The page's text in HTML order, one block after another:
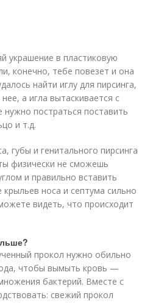
украшение в пластиковую
конечно, тебе повезет и она
найти иглу для пирсинга,
а игла вытаскивается с
постраться поставить
и т.д.
губы и генитального пирсинга
физически не сможешь
и правильно вставить
носа и септума сильно
видеть, что происходит
прокол нужно обильно
чтобы вымыть кровь —
бактерий. Вместе с
свежий прокол